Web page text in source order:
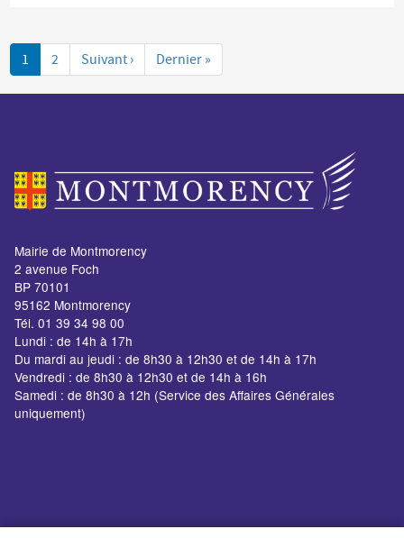
Pagination
1 2 Suivant › Page
suivante
Dernier »
page
Mairie de Montmorency
2 avenue Foch
BP 70101
95162 Montmorency
Tél. 01 39 34 98 00
Lundi : de 14h à 17h
Du mardi au jeudi : de 8h30 à 12h30 et de 14h à 17h
Vendredi : de 8h30 à 12h30 et de 14h à 16h
Samedi : de 8h30 à 12h (Service des Affaires Générales
uniquement)